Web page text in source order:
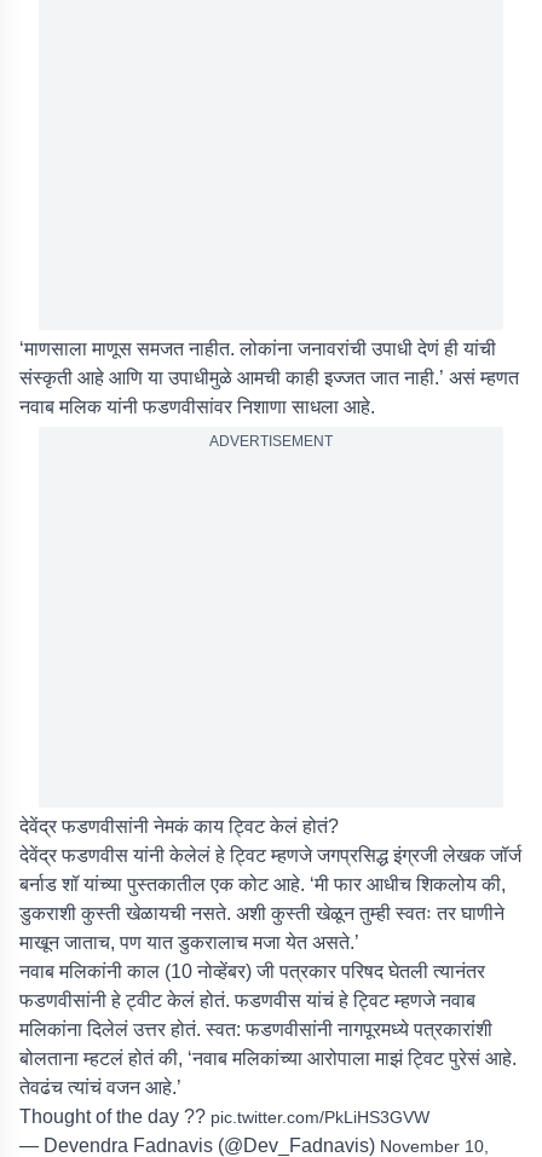
‘माणसाला माणूस समजत नाहीत. लोकांना जनावरांची उपाधी देणं ही यांची
संस्कृती आहे आणि या उपाधीमुळे आमची काही इज्जत जात नाही.’ असं म्हणत
नवाब मलिक यांनी फडणवीसांवर निशाणा साधला आहे.
ADVERTISEMENT
देवेंद्र फडणवीसांनी नेमकं काय ट्विट केलं होतं?
देवेंद्र फडणवीस यांनी केलेलं हे ट्विट म्हणजे जगप्रसिद्ध इंग्रजी लेखक जॉर्ज
बर्नाड शॉ यांच्या पुस्तकातील एक कोट आहे. ‘मी फार आधीच शिकलोय की,
डुकराशी कुस्ती खेळायची नसते. अशी कुस्ती खेळून तुम्ही स्वतः तर घाणीने
माखून जाताच, पण यात डुकरालाच मजा येत असते.’
नवाब मलिकांनी काल (10 नोव्हेंबर) जी पत्रकार परिषद घेतली त्यानंतर
फडणवीसांनी हे ट्वीट केलं होतं. फडणवीस यांचं हे ट्विट म्हणजे नवाब
मलिकांना दिलेलं उत्तर होतं. स्वत: फडणवीसांनी नागपूरमध्ये पत्रकारांशी
बोलताना म्हटलं होतं की, ‘नवाब मलिकांच्या आरोपाला माझं ट्विट पुरेसं आहे.
तेवढंच त्यांचं वजन आहे.’
Thought of the day ?? pic.twitter.com/PkLiHS3GVW
— Devendra Fadnavis (@Dev_Fadnavis) November 10,